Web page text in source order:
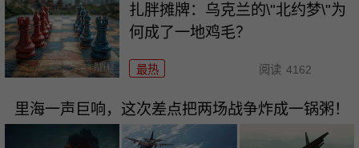
扎胖摊牌：乌克兰的\"北约梦\"为
何成了一地鸡毛？
最热 阅读 4162
里海一声巨响，这次差点把两场战争炸成一锅粥！